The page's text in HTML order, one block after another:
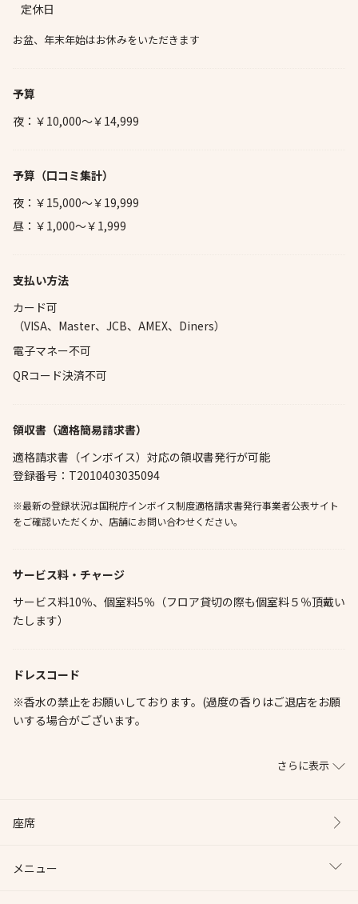
定休日
お盆、年末年始はお休みをいただきます
予算
夜：￥10,000～￥14,999
予算 （口コミ集計）
夜：￥15,000～￥19,999
昼：￥1,000～￥1,999
支払い方法
カード可
（VISA、Master、JCB、AMEX、Diners）
電子マネー不可
QRコード決済不可
領収書（適格簡易請求書）
適格請求書（インボイス）対応の領収書発行が可能
登録番号：T2010403035094
※最新の登録状況は国税庁インボイス制度適格請求書発行事業者公表サイト
をご確認いただくか、店舗にお問い合わせください。
サービス料・チャージ
サービス料10％、個室料5％（フロア貸切の際も個室料５％頂戴い
たします）
ドレスコード
※香水の禁止をお願いしております。(過度の香りはご退店をお願
いする場合がございます。
さらに表示
座席
メニュー